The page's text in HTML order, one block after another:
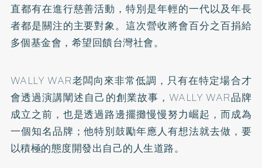
直都有在進行慈善活動，特別是年輕的一代以及年長
者都是關注的主要對象。這次營收將會百分之百捐給
多個基金會，希望回饋台灣社會。
WALLY WAR老闆向來非常低調，只有在特定場合才
會透過演講闡述自己的創業故事，WALLY WAR品牌
成立之前，也是透過路邊擺攤慢慢努力崛起，而成為
一個知名品牌；他特別鼓勵年應人有想法就去做，要
以積極的態度開發出自己的人生道路。